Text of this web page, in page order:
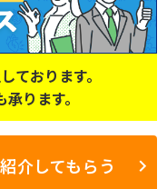
ております。
ります。
介してもらう